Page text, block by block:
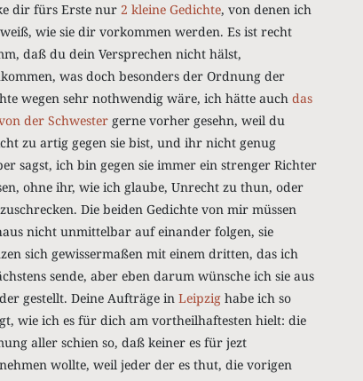
dir fürs Erste nur2 kleine Gedichte, von denen ich
wie sie dir vorkommen werden. Es ist recht
daß du dein Versprechen nicht hälst,
was doch besonders der Ordnung der
wegen sehr nothwendig wäre, ich hätte auch das
der Schwestergerne vorher gesehn, weil du
zu artig gegen sie bist, und ihr nicht genug
sagst, ich bin gegen sie immer ein strenger Richter
ohne ihr, wie ich glaube, Unrecht zu thun, oder
Die beiden Gedichte von mir müssen
nicht unmittelbar auf einander folgen, sie
sich gewissermaßen mit einem dritten, das ich
sende, aber eben darum wünsche ich sie aus
gestellt. Deine Aufträge in Leipzighabe ich so
wie ich es für dich am vortheilhaftesten hielt: die
aller schien so, daß keiner es für jezt
wollte, weil jeder der es thut, die vorigen